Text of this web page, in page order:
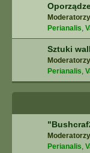
Perianalis,
Sztuki
Perianalis,
Perianalis,